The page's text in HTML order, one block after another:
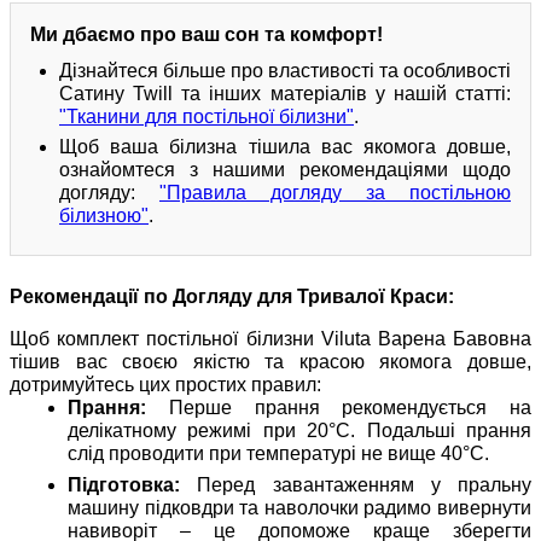
Ми дбаємо про ваш сон та комфорт!
Дізнайтеся більше про властивості та особливості
Сатину Twill та інших матеріалів у нашій статті:
"Тканини для постільної білизни".
Щоб ваша білизна тішила вас якомога довше,
ознайомтеся з нашими рекомендаціями щодо
догляду: "Правила догляду за постільною
білизною".
Рекомендації по Догляду для Тривалої Краси:
Щоб комплект постільної білизни Viluta Варена Бавовна
тішив вас своєю якістю та красою якомога довше,
дотримуйтесь цих простих правил:
Прання: Перше прання рекомендується на
делікатному режимі при 20°C. Подальші прання
слід проводити при температурі не вище 40°C.
Підготовка: Перед завантаженням у пральну
машину підковдри та наволочки радимо вивернути
навиворіт – це допоможе краще зберегти